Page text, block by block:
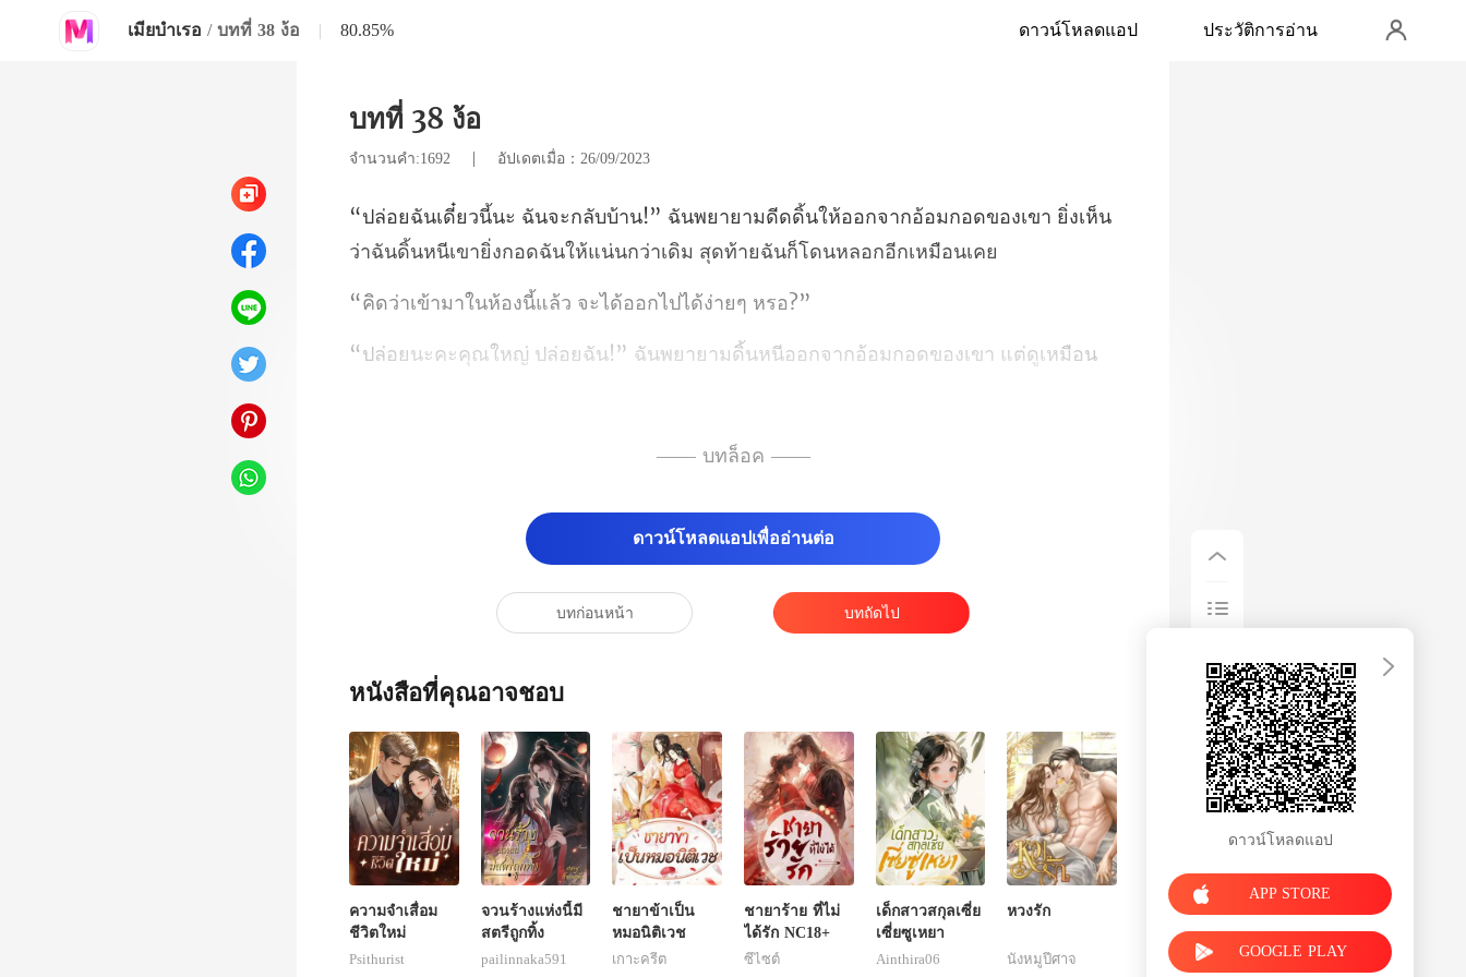
เมียบำเรอ / บทที่ 38 ง้อ | 80.85% ดาวน์โหลดแอป ประวัติการอ่าน
บทที่ 38 ง้อ
จำนวนคำ:1692 | อัปเดตเมื่อ：26/09/2023
นให้ออกจากอ้อมกอดของเขา ยิ่งเห็น
ว่าฉันดิ้นหนีเขายิ่ง
้องนี้แล้ว จะได้อ
ฉันพยายามดิ้นหนีออกจากอ้อมกอดข
—— บทล็อค ——
ดาวน์โหลดแอปเพื่ออ่านต่อ
บทก่อนหน้า บทถัดไป
หนังสือที่คุณอาจชอบ
ความจำเสื่อม
ชีวิตใหม่
Psithurist
จวนร้างแห่งนี้มี
สตรีถูกทิ้ง
pailinnaka591
ชายาข้าเป็น
หมอนิติเวช
เกาะครีต
ชายาร้าย ที่ไม่
ได้รัก NC18+
ซีไซต์
เด็กสาวสกุลเซี่ย
เซี่ยซูเหยา
Ainthira06
หวงรัก
นังหมูปีศาจ
ดาวน์โหลดแอป
APP STORE
GOOGLE PLAY